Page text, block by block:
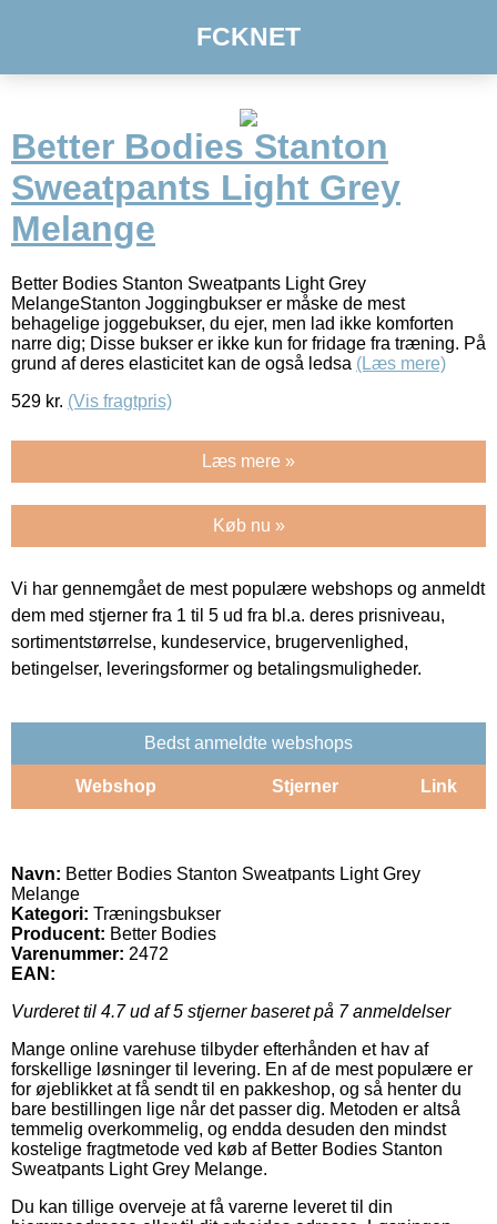
FCKNET
Better Bodies Stanton
Sweatpants Light Grey
Melange
Better Bodies Stanton Sweatpants Light Grey
MelangeStanton Joggingbukser er måske de mest
behagelige joggebukser, du ejer, men lad ikke komforten
narre dig; Disse bukser er ikke kun for fridage fra træning. På
grund af deres elasticitet kan de også ledsa (Læs mere)
529 kr. (Vis fragtpris)
Læs mere »
Køb nu »
Vi har gennemgået de mest populære webshops og anmeldt
dem med stjerner fra 1 til 5 ud fra bl.a. deres prisniveau,
sortimentstørrelse, kundeservice, brugervenlighed,
betingelser, leveringsformer og betalingsmuligheder.
Bedst anmeldte webshops
Webshop Stjerner Link
Navn: Better Bodies Stanton Sweatpants Light Grey
Melange
Kategori: Træningsbukser
Producent: Better Bodies
Varenummer: 2472
EAN:
Vurderet til 4.7ud af 5 stjerner baseret på 7anmeldelser
Mange online varehuse tilbyder efterhånden et hav af
forskellige løsninger til levering. En af de mest populære er
for øjeblikket at få sendt til en pakkeshop, og så henter du
bare bestillingen lige når det passer dig. Metoden er altså
temmelig overkommelig, og endda desuden den mindst
kostelige fragtmetode ved køb af Better Bodies Stanton
Sweatpants Light Grey Melange.
Du kan tillige overveje at få varerne leveret til din